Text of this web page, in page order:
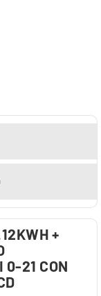
+
0-21 CON